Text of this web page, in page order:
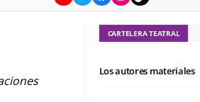
CARTELERA TEATRAL
Los autores materiales